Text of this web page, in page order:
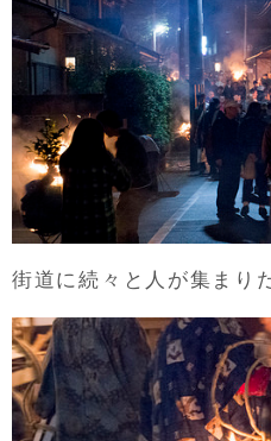
街道に続々と人が集まり